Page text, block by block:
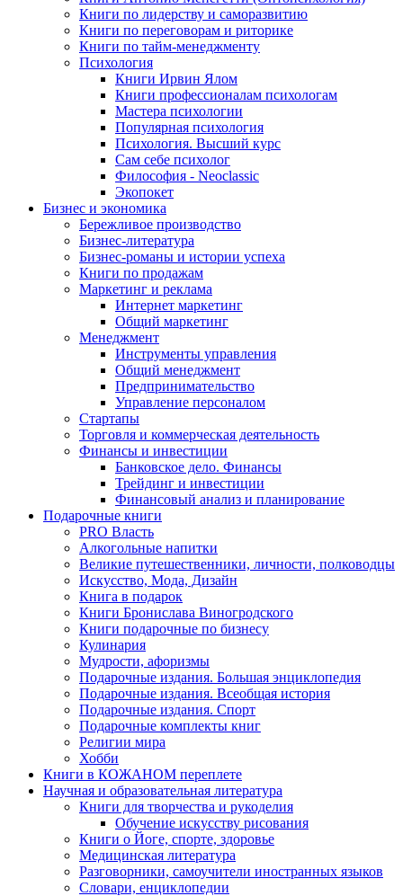
Книги по лидерству и саморазвитию
Книги по переговорам и риторике
Книги по тайм-менеджменту
Психология
Книги Ирвин Ялом
Книги профессионалам психологам
Мастера психологии
Популярная психология
Психология. Высший курс
Сам себе психолог
Философия - Neoclassic
Экопокет
Бизнес и экономика
Бережливое производство
Бизнес-литература
Бизнес-романы и истории успеха
Книги по продажам
Маркетинг и реклама
Интернет маркетинг
Общий маркетинг
Менеджмент
Инструменты управления
Общий менеджмент
Предпринимательство
Управление персоналом
Стартапы
Торговля и коммерческая деятельность
Финансы и инвестиции
Банковское дело. Финансы
Трейдинг и инвестиции
Финансовый анализ и планирование
Подарочные книги
PRO Власть
Алкогольные напитки
Великие путешественники, личности, полководцы
Искусство, Мода, Дизайн
Книга в подарок
Книги Бронислава Виногродского
Книги подарочные по бизнесу
Кулинария
Мудрости, афоризмы
Подарочные издания. Большая энциклопедия
Подарочные издания. Всеобщая история
Подарочные издания. Спорт
Подарочные комплекты книг
Религии мира
Хобби
Книги в КОЖАНОМ переплете
Научная и образовательная литература
Книги для творчества и рукоделия
Обучение искусству рисования
Книги о Йоге, спорте, здоровье
Медицинская литература
Разговорники, самоучители иностранных языков
Словари, енциклопедии